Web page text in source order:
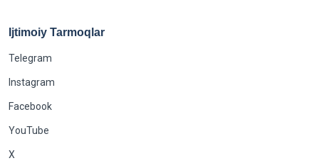
Ijtimoiy Tarmoqlar
Telegram
Instagram
Facebook
YouTube
X